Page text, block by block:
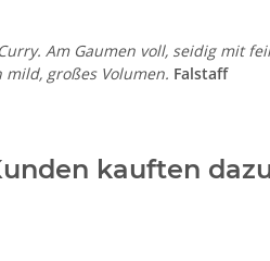
Am Gaumen voll, seidig mit
großes Volumen. Falstaff
kauften